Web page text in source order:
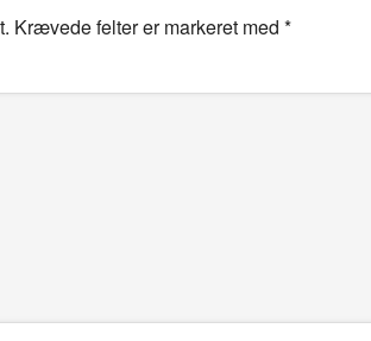
Krævede felter er markeret med *